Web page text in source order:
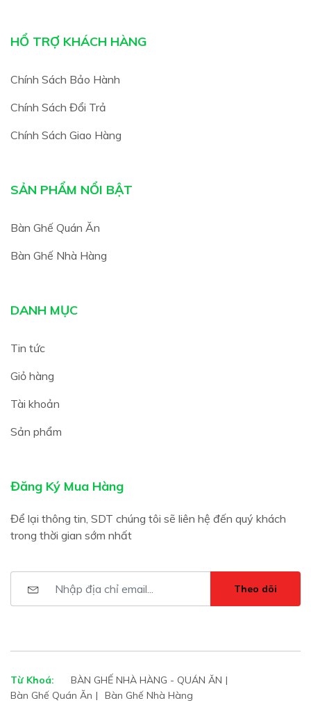
HỔ TRỢ KHÁCH HÀNG
Chính Sách Bảo Hành
Chính Sách Đổi Trả
Chính Sách Giao Hàng
SẢN PHẨM NỔI BẬT
Bàn Ghế Quán Ăn
Bàn Ghế Nhà Hàng
DANH MỤC
Tin tức
Giỏ hàng
Tài khoản
Sản phẩm
Đăng Ký Mua Hàng
Để lại thông tin, SDT chúng tôi sẽ liên hệ đến quý khách
trong thời gian sớm nhất
Theo dõi
Từ Khoá:
BÀN GHẾ NHÀ HÀNG - QUÁN ĂN
Bàn Ghế Quán Ăn
Bàn Ghế Nhà Hàng